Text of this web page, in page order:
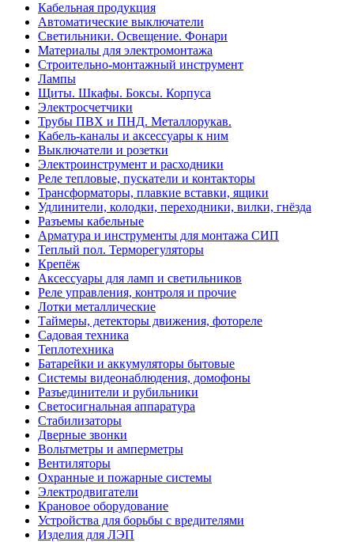
Кабельная продукция
Автоматические выключатели
Светильники. Освещение. Фонари
Материалы для электромонтажа
Строительно-монтажный инструмент
Лампы
Щиты. Шкафы. Боксы. Корпуса
Электросчетчики
Трубы ПВХ и ПНД. Металлорукав.
Кабель-каналы и аксессуары к ним
Выключатели и розетки
Электроинструмент и расходники
Реле тепловые, пускатели и контакторы
Трансформаторы, плавкие вставки, ящики
Удлинители, колодки, переходники, вилки, гнёзда
Разъемы кабельные
Арматура и инструменты для монтажа СИП
Теплый пол. Терморегуляторы
Крепёж
Аксессуары для ламп и светильников
Реле управления, контроля и прочие
Лотки металлические
Таймеры, детекторы движения, фотореле
Садовая техника
Теплотехника
Батарейки и аккумуляторы бытовые
Системы видеонаблюдения, домофоны
Разъединители и рубильники
Светосигнальная аппаратура
Стабилизаторы
Дверные звонки
Вольтметры и амперметры
Вентиляторы
Охранные и пожарные системы
Электродвигатели
Крановое оборудование
Устройства для борьбы с вредителями
Изделия для ЛЭП